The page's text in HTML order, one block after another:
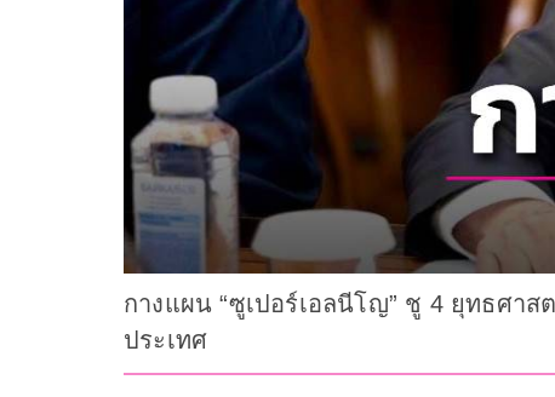
กางแผน “ซูเปอร์เอลนีโญ” ชู 4 ยุทธศาส
ประเทศ